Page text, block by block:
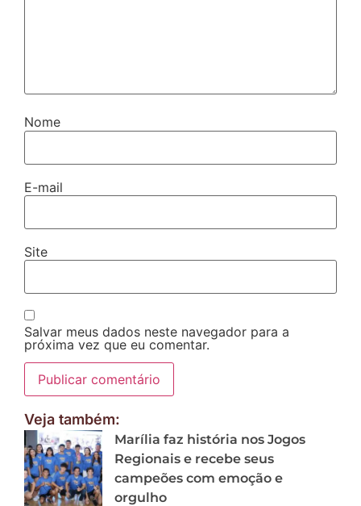
Nome
E-mail
Site
Salvar meus dados neste navegador para a
próxima vez que eu comentar.
Veja também:
Marília faz história nos Jogos
Regionais e recebe seus
campeões com emoção e
orgulho